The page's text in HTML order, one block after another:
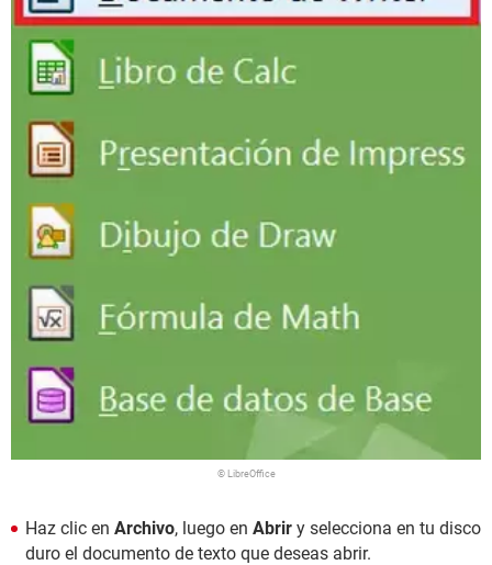
© LibreOffice
Haz clic en Archivo, luego en Abrir y selecciona en tu disco
duro el documento de texto que deseas abrir.